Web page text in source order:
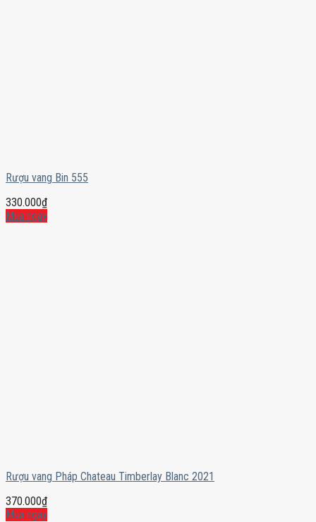
Rượu vang Bin 555
330.000₫
Mua ngay
Rượu vang Pháp Chateau Timberlay Blanc 2021
370.000₫
Mua ngay